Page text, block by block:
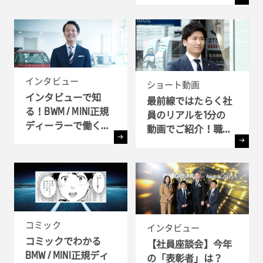
とは ?!
インタビュー
インタビューで知
る！BWM / MINI正規
ディーラーで働く理
ショート動画
最前線ではたらく社
員のリアルを1分の
動画でご紹介！職種
コミック
コミックでわかる
BMW / MINI正規ディ
インタビュー
【社員座談会】今年
の「表彰者」は？